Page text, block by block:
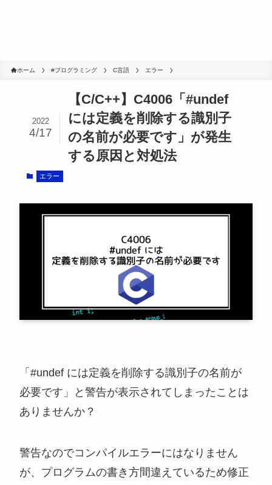
ホーム #プログラミング C言語 エラー
【C/C++】C4006「#undef
には定義を削除する識別子
の名前が必要です」が発生
する原因と対処法
2022
4/17
エラー
「#undef には定義を削除する識別子の名前が
必要です 」と警告が表示されてしまったことは
ありませんか？
警告なのでコンパイルエラーにはなりません
が、プログラムの書き方間違えているため修正